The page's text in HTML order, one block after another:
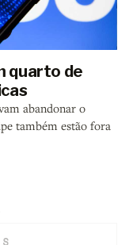
quarto de
abandonar o
também estão fora